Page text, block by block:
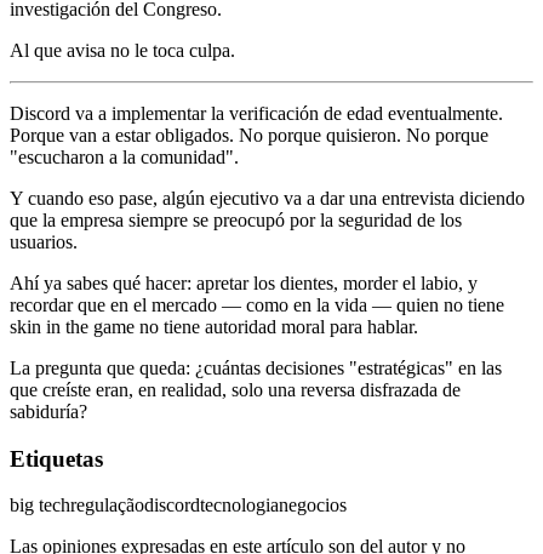
investigación del Congreso.
Al que avisa no le toca culpa.
Discord va a implementar la verificación de edad eventualmente.
Porque van a estar obligados. No porque quisieron. No porque
"escucharon a la comunidad".
Y cuando eso pase, algún ejecutivo va a dar una entrevista diciendo
que la empresa siempre se preocupó por la seguridad de los
usuarios.
Ahí ya sabes qué hacer: apretar los dientes, morder el labio, y
recordar que en el mercado — como en la vida — quien no tiene
skin in the game no tiene autoridad moral para hablar.
La pregunta que queda: ¿cuántas decisiones "estratégicas" en las
que creíste eran, en realidad, solo una reversa disfrazada de
sabiduría?
Etiquetas
big techregulaçãodiscordtecnologianegocios
Las opiniones expresadas en este artículo son del autor y no